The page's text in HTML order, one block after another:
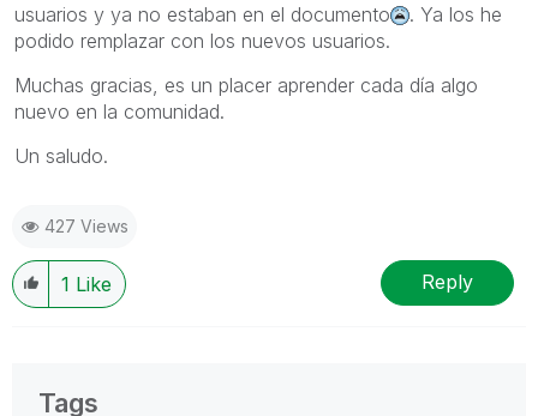
usuarios y ya no estaban en el documento
. Ya los he
podido remplazar con los nuevos usuarios.
Muchas gracias, es un placer aprender cada día algo
nuevo en la comunidad.
Un saludo.
427 Views
1 Like Reply
Tags